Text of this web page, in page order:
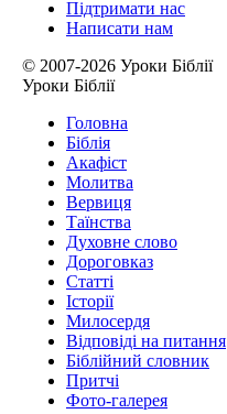
Підтримати нас
Написати нам
© 2007-2026 Уроки Біблії
Уроки Біблії
Головна
Біблія
Акафіст
Молитва
Вервиця
Таїнства
Духовне слово
Дороговказ
Cтатті
Історії
Милосердя
Відповіді на питання
Біблійний словник
Притчі
Фото-галерея